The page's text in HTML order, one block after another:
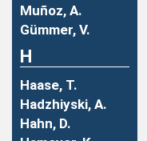
Muñoz, A.
Gümmer, V.
H
Haase, T.
Hadzhiyski, A.
Hahn, D.